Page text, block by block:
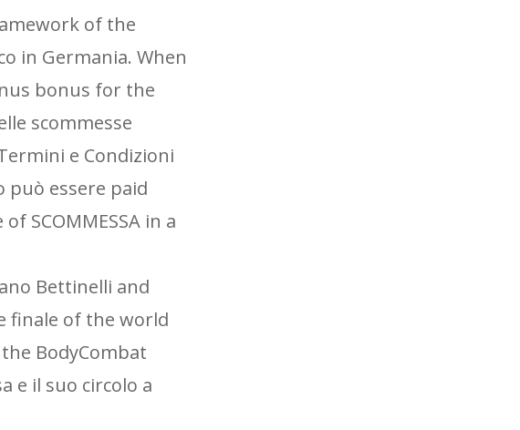
of the
in Germania. When
bonus for the
scommesse
e Condizioni
può essere paid
SCOMMESSA in a
Bettinelli and
finale of the world
BodyCombat
e il suo circolo a